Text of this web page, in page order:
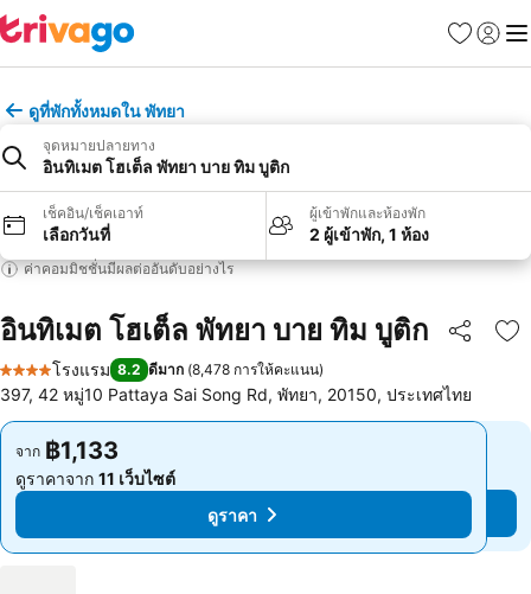
รายการโป
เข้าสู่ร
เมนู
ดูที่พักทั้งหมดใน พัทยา
จุดหมายปลายทาง
อินทิเมต โฮเต็ล พัทยา บาย ทิม บูติก
เช็คอิน/เช็คเอาท์
เลือกวันที่
ผู้เข้าพักและห้องพัก
2 ผู้เข้าพัก, 1 ห้อง
ค่าคอมมิชชั่นมีผลต่ออันดับอย่างไร
อินทิเมต โฮเต็ล พัทยา บาย ทิม บูติก แชร์
เ
4 ดาว
โรงแรม 8.2 ดีมาก (8,478 การให้คะแนน)
397, 42 หมู่10 Pattaya Sai Song Rd, พัทยา, 20150, ประเทศไทย
จาก ฿1,133
ดูราคาจาก 11 เว็บไซต์
ดูราคา
จาก ฿1,133
ดูราคาจาก 11 เว็บไซต์
ดูราคา